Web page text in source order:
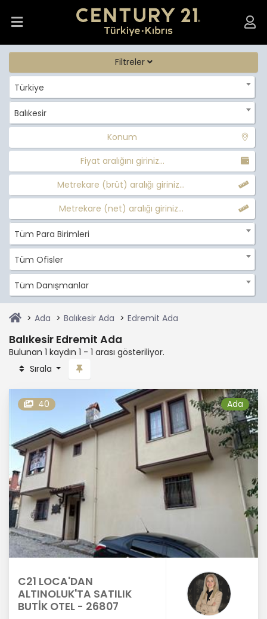
Filtreler
Türkiye
Balıkesir
Konum
Fiyat aralığını giriniz...
Metrekare (brüt) aralığı giriniz...
Metrekare (net) aralığı giriniz...
Tüm Para Birimleri
Tüm Ofisler
Tüm Danışmanlar
Ada Balıkesir Ada Edremit Ada
Balıkesir Edremit Ada
Bulunan 1 kaydın 1 - 1 arası gösteriliyor.
Sırala
40 Ada
C21 LOCA'DAN
ALTINOLUK'TA SATILIK
BUTİK OTEL - 26807